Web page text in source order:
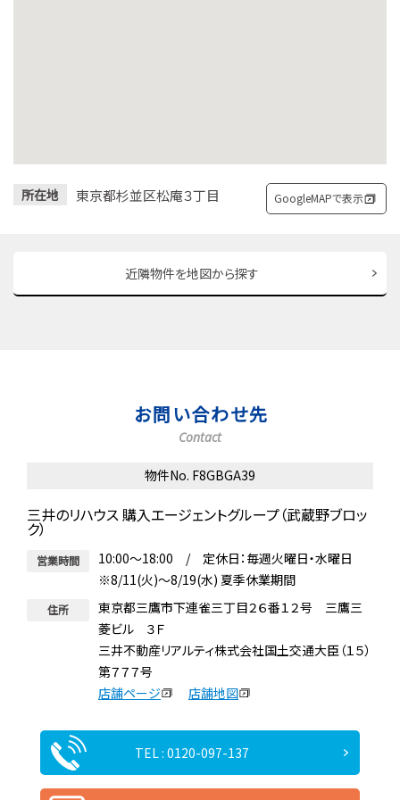
所在地 東京都杉並区松庵３丁目 GoogleMAPで表示
近隣物件を地図から探す
お問い合わせ先
Contact
物件No. F8GBGA39
三井のリハウス 購入エージェントグループ（武蔵野ブロッ
ク）
営業時間
10:00～18:00 / 定休日：毎週火曜日・水曜日
※8/11(火)～8/19(水) 夏季休業期間
住所
東京都三鷹市下連雀三丁目２６番１２号 三鷹三
菱ビル ３Ｆ
三井不動産リアルティ株式会社国土交通大臣（１５）
第７７７号
店舗ページ
店舗地図
TEL : 0120-097-137